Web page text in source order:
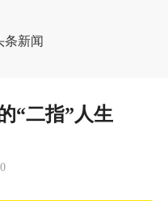
条新闻
“二指”人生